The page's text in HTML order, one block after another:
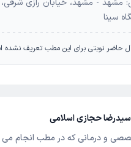
مشهد - مشهد، خیابان رازی شرقی،
سینا
حاضر نوبتی برای این مطب تعریف نشده
سیدرضا حجازی اسلامی
و درمانی که در مطب انجام می